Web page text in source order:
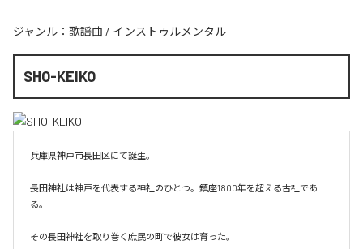
ジャンル： 歌謡曲 / インストゥルメンタル
SHO-KEIKO
兵庫県神戸市長田区にて誕生。
長田神社は神戸を代表する神社のひとつ。鎮座1800年を超える古社であ
る。
その長田神社を取り巻く庶民の町で彼女は育った。